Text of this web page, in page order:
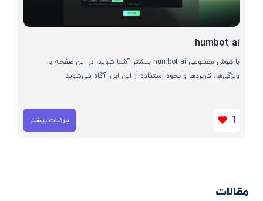
humbot ai
با هوش مصنوعی humbot ai بیشتر آشنا شوید. در این صفحه با
ویژگی‌ها، کاربردها و نحوه استفاده از این ابزار آگاه می‌شوید
1 جزئیات بیشتر
مقالات